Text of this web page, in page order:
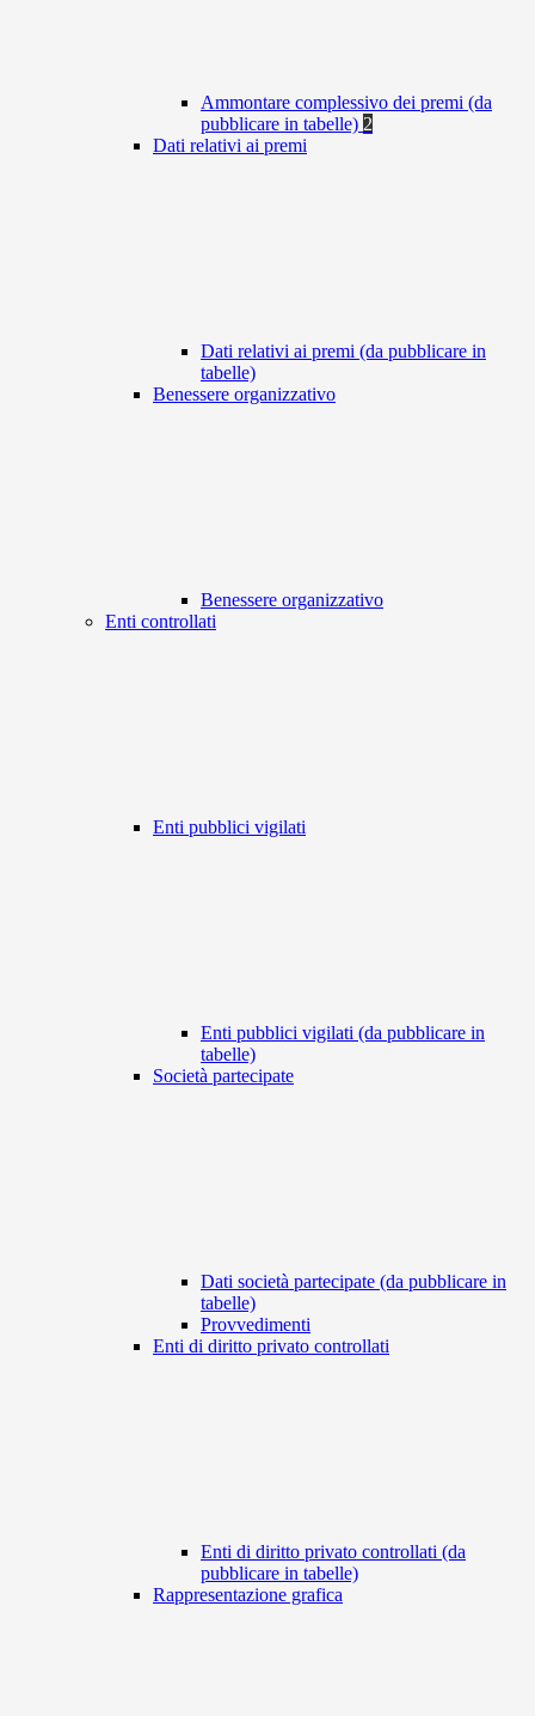
Ammontare complessivo dei premi (da
pubblicare in tabelle) 2
Dati relativi ai premi
Dati relativi ai premi (da pubblicare in
tabelle)
Benessere organizzativo
Benessere organizzativo
Enti controllati
Enti pubblici vigilati
Enti pubblici vigilati (da pubblicare in
tabelle)
Società partecipate
Dati società partecipate (da pubblicare in
tabelle)
Provvedimenti
Enti di diritto privato controllati
Enti di diritto privato controllati (da
pubblicare in tabelle)
Rappresentazione grafica